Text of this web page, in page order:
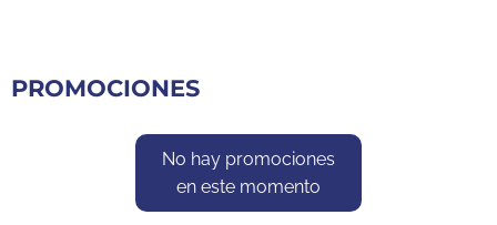
PROMOCIONES
No hay promociones
en este momento